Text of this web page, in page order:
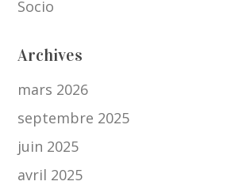
Socio
Archives
mars 2026
septembre 2025
juin 2025
avril 2025